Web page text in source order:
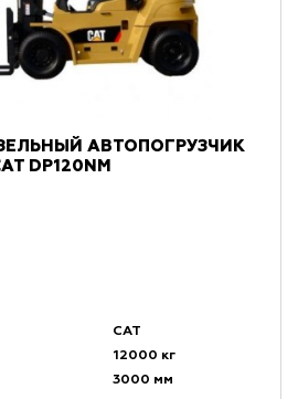
АВТОПОГРУЗЧИК
DP120NM
CAT
12000 кг
3000 мм